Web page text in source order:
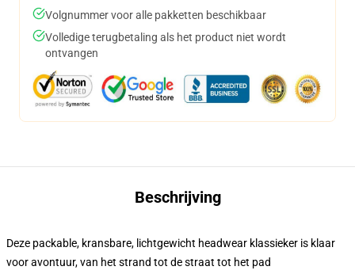
Volgnummer voor alle pakketten beschikbaar
Volledige terugbetaling als het product niet wordt
ontvangen
Beschrijving
Deze packable, kransbare, lichtgewicht headwear klassieker is klaar
voor avontuur, van het strand tot de straat tot het pad